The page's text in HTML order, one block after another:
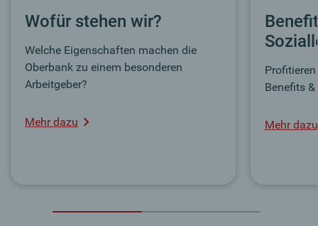
Wofür stehen wir?
Welche Eigenschaften machen die
Oberbank zu einem besonderen
Arbeitgeber?
Mehr dazu
Benefits
Mehr dazu